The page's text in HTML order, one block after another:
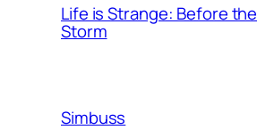
Life is Strange: Before the
Storm
Simbuss